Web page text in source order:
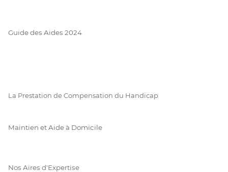
Guide des Aides 2024
La Prestation de Compensation du Handicap
Maintien et Aide à Domicile
Nos Aires d'Expertise